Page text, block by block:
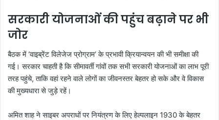
सरकारी योजनाओं की पहुंच बढ़ाने पर भी
जोर
बैठक में ‘वाइब्रेंट विलेजेज प्रोग्राम’ के प्रभावी क्रियान्वयन की भी समीक्षा की
गई। सरकार चाहती है कि सीमावर्ती गांवों तक सभी सरकारी योजनाओं का लाभ पूरी
तरह पहुंचे, ताकि वहां रहने वाले लोगों का जीवनस्तर बेहतर हो सके और वे विकास
की मुख्यधारा से जुड़े रहें।
अमित शाह ने साइबर अपराधों पर नियंत्रण के लिए हेल्पलाइन 1930 के बेहतर